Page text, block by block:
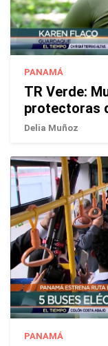
PANAMÁ
TR Verde:
protectoras
Delia Muñoz
PANAMÁ